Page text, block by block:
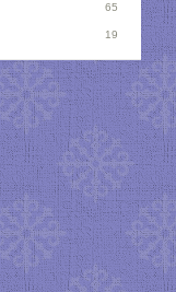
65
19